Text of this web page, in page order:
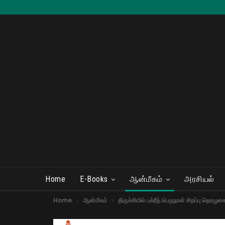
Home E-Books ஆன்மீகம் அரசியல்
Home ஆன்மீகம் திருச்சியில் பக்ரீத் பெருநாள் சிறப்பு